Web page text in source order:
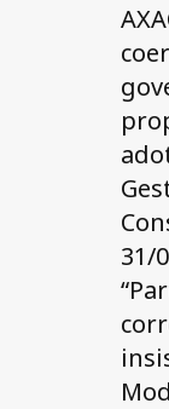
31/